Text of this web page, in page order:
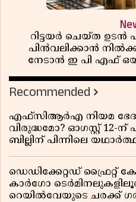
റിട്ടയർ ചെയ്ത
പിൻവലിക്കാൻ
നേടാൻ ഇ പി എഫ്
Recommended
എഫ്സിആർഎ നിയമ
വിരുദ്ധമോ? ഓഗസ്റ്റ് 12-ന്
ബില്ലിന് പിന്നിലെ
ഡെഡിക്കേറ്റഡ്
കാർഗോ
റെയിൽവേയുടെ ചരക്ക്